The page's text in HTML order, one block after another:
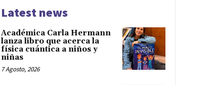
Latest news
Académica Carla Hermann
lanza libro que acerca la
física cuántica a niños y
niñas
7 Agosto, 2026